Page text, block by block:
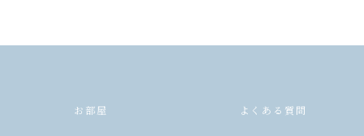
お部屋 よくある質問